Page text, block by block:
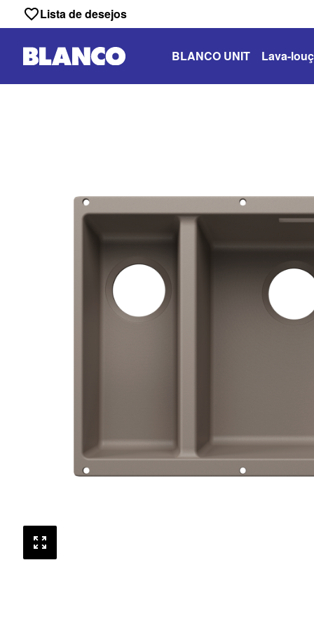
Lista de desejos
BLANCO UNIT Lava-